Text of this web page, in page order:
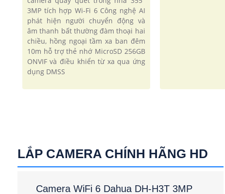
3MP tích hợp Wi-Fi 6 Công nghệ AI
phát hiện người chuyển động và
âm thanh bất thường đàm thoại hai
chiều, hồng ngoại tầm xa ban đêm
10m hỗ trợ thẻ nhớ MicroSD 256GB
ONVIF và điều khiển từ xa qua ứng
dụng DMSS
LẮP CAMERA CHÍNH HÃNG HD
Camera WiFi 6 Dahua DH-H3T 3MP